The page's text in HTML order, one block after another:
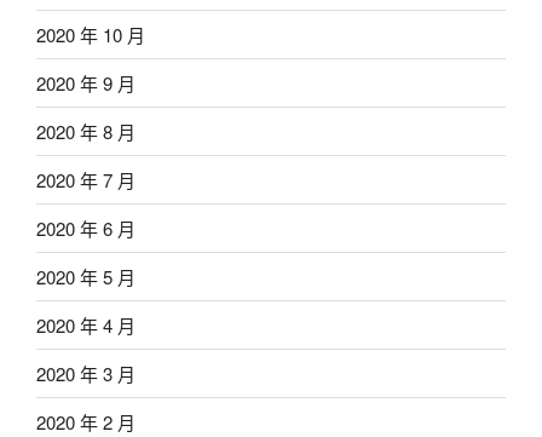
2020 年 10 月
2020 年 9 月
2020 年 8 月
2020 年 7 月
2020 年 6 月
2020 年 5 月
2020 年 4 月
2020 年 3 月
2020 年 2 月